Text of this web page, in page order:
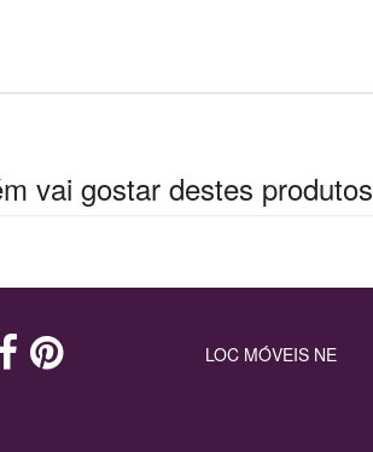
vai gostar destes produtos
LOC MÓVEIS NE